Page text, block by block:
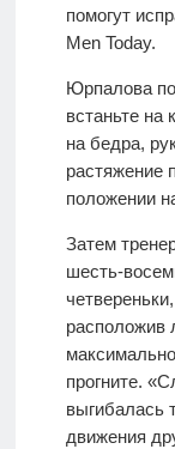
помогут
Men Today.
Юрпалова
встаньте на
на бедра,
растяжение
положении
Затем
шесть-
расположив
прогните.
выгибалась
движения